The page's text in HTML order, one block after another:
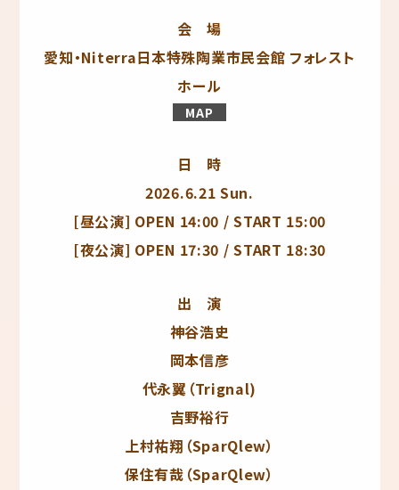
会 場
愛知・Niterra日本特殊陶業市民会館 フォレスト
ホール
MAP
日 時
2026.6.21 Sun.
[昼公演] OPEN 14:00 / START 15:00
[夜公演] OPEN 17:30 / START 18:30
出 演
神谷浩史
岡本信彦
代永翼（Trignal)
吉野裕行
上村祐翔（SparQlew）
保住有哉（SparQlew）